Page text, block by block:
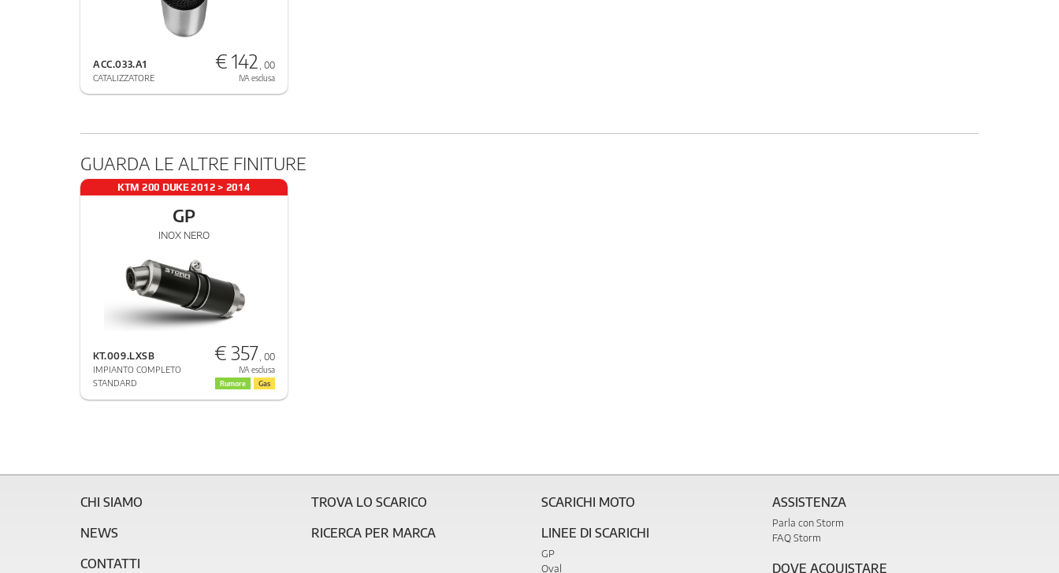
ACC.033.A1
CATALIZZATORE
€ 142 , 00
IVA esclusa
GUARDA LE ALTRE FINITURE
KTM 200 DUKE 2012 > 2014
GP
INOX NERO
KT.009.LXSB
IMPIANTO COMPLETO
STANDARD
€ 357, 00
IVA esclusa
Rumore Gas
CHI SIAMO
NEWS
CONTATTI
TROVA LO SCARICO
RICERCA PER MARCA
SCARICHI MOTO
LINEE DI SCARICHI
GP
Oval
ASSISTENZA
Parla con Storm
FAQ Storm
DOVE ACQUISTARE